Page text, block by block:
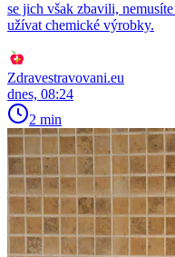
se jich však zbavili,
užívat chemické výrobky.
Zdravestravovani.eu
dnes, 08:24
2 min